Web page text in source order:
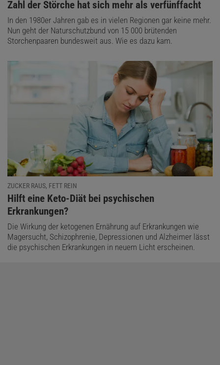
:
Zahl der Störche hat sich mehr als verfünffacht
In den 1980er Jahren gab es in vielen Regionen gar keine mehr.
Nun geht der Naturschutzbund von 15 000 brütenden
Storchenpaaren bundesweit aus. Wie es dazu kam.
ZUCKER RAUS, FETT REIN
:
Hilft eine Keto-Diät bei psychischen
Erkrankungen?
Die Wirkung der ketogenen Ernährung auf Erkrankungen wie
Magersucht, Schizophrenie, Depressionen und Alzheimer lässt
die psychischen Erkrankungen in neuem Licht erscheinen.